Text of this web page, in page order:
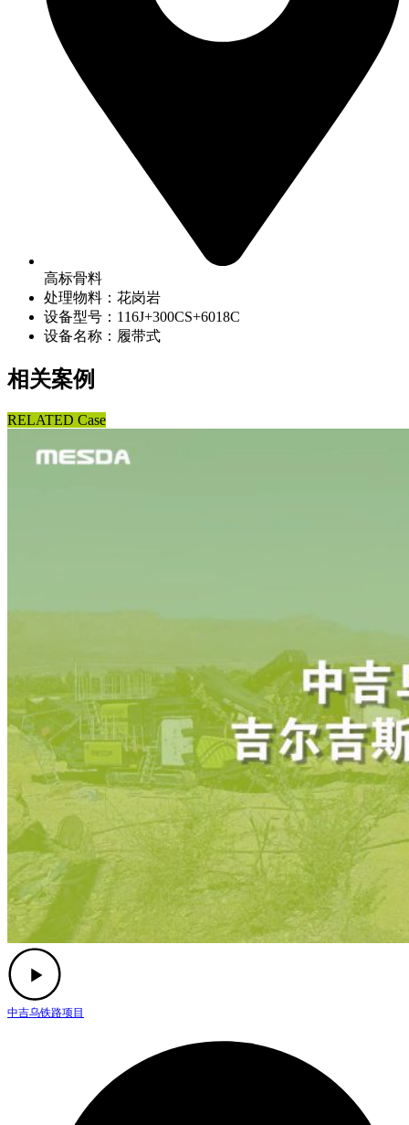
高标骨料
处理物料：花岗岩
设备型号：116J+300CS+6018C
设备名称：履带式
相关案例
RELATED Case
中吉乌铁路项目